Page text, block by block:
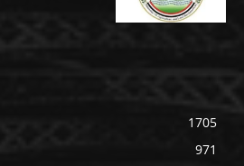
1705
971